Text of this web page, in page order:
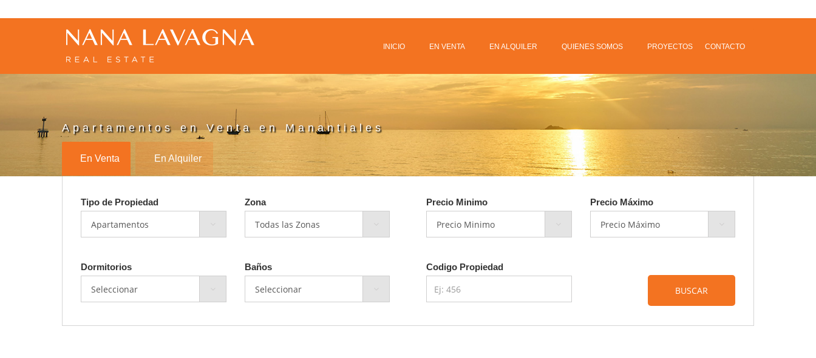
INICIO EN VENTA EN ALQUILER QUIENES SOMOS PROYECTOS CONTACTO
Apartamentos en Venta en Manantiales
En Venta En Alquiler
Tipo de Propiedad Zona
Dormitorios Baños
Precio Minimo Precio Máximo
Codigo Propiedad
BUSCAR